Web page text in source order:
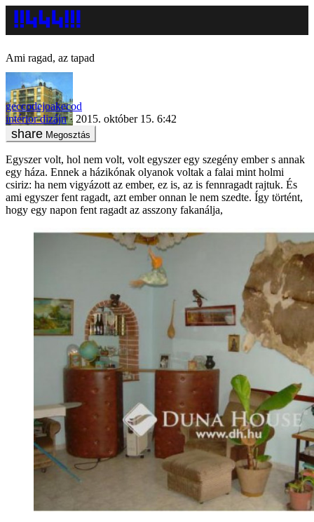
Ami ragad, az tapad
geccodejoakecod
intérior dizájn
2015. október 15. 6:42
Megosztás
Egyszer volt, hol nem volt, volt egyszer egy szegény ember s annak
egy háza. Ennek a házikónak olyanok voltak a falai mint holmi
csiriz: ha nem vigyázott az ember, ez is, az is fennragadt rajtuk. És
ami egyszer fent ragadt, azt ember onnan le nem szedte. Így történt,
hogy egy napon fent ragadt az asszony fakanálja,